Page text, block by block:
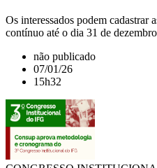
Os interessados podem cadastrar
contínuo até o dia 31 de dezembro
não publicado
07/01/26
15h32